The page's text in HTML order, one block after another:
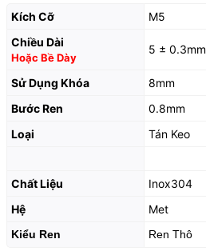
Kích Cỡ
M5
Chiều Dài
Hoặc Bề Dày
5 ± 0.3mm
Sử Dụng Khóa
8mm
Bước Ren
0.8mm
Loại
Tán Keo
Chất Liệu
Inox304
Hệ
Met
Kiểu Ren Ren Thô